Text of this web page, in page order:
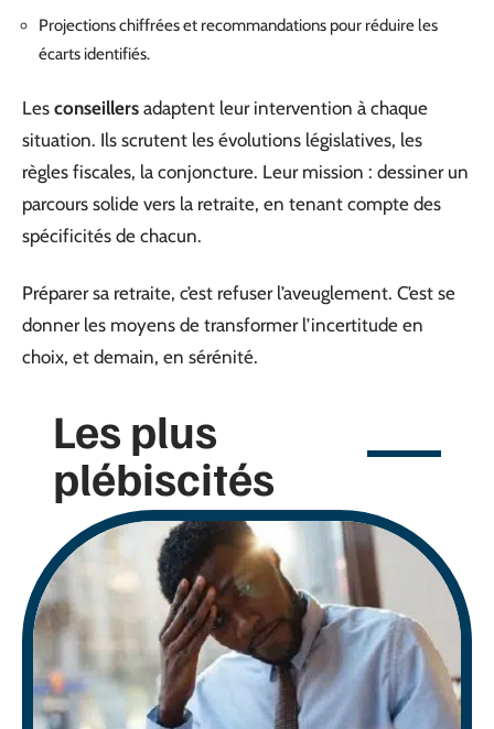
Projections chiffrées et recommandations pour réduire les
écarts identifiés.
Les conseillers adaptent leur intervention à chaque
situation. Ils scrutent les évolutions législatives, les
règles fiscales, la conjoncture. Leur mission : dessiner un
parcours solide vers la retraite, en tenant compte des
spécificités de chacun.
Préparer sa retraite, c’est refuser l’aveuglement. C’est se
donner les moyens de transformer l’incertitude en
choix, et demain, en sérénité.
Les plus
plébiscités